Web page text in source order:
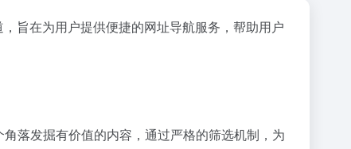
旨在为用户提供便捷的网址导航服务，帮助用户
落发掘有价值的内容，通过严格的筛选机制，为